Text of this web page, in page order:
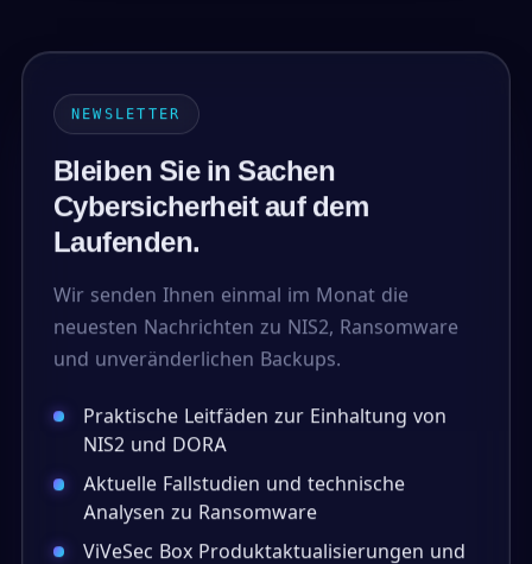
NEWSLETTER
Bleiben Sie in Sachen
Cybersicherheit auf dem
Laufenden.
Wir senden Ihnen einmal im Monat die
neuesten Nachrichten zu NIS2, Ransomware
und unveränderlichen Backups.
Praktische Leitfäden zur Einhaltung von
NIS2 und DORA
Aktuelle Fallstudien und technische
Analysen zu Ransomware
ViVeSec Box Produktaktualisierungen und